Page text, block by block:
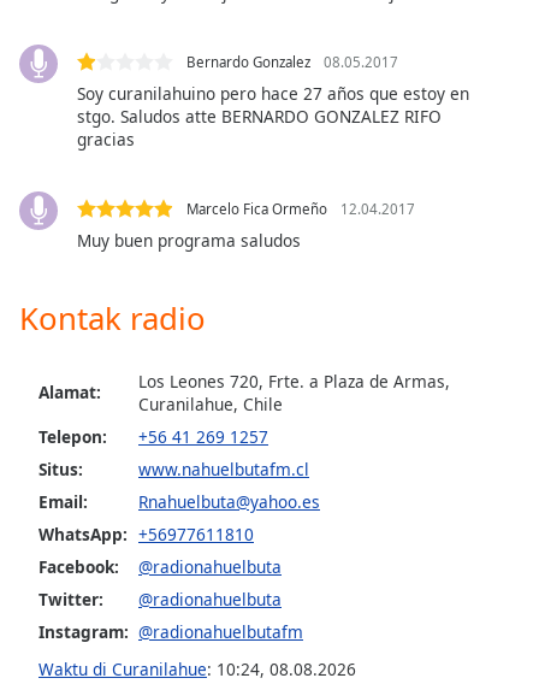
Subtitles
subtitles
settings,
opens
settings
dialog
subtitles
selected
in-
Fullscreen
window.
Beginning
Bernardo Gonzalez 08.05.2017
Soy curanilahuino pero hace 27 años que estoy en
stgo. Saludos atte BERNARDO GONZALEZ RIFO
gracias
Marcelo Fica Ormeño 12.04.2017
Muy buen programa saludos
Kontak radio
Alamat:
Los Leones 720, Frte. a Plaza de Armas,
Curanilahue, Chile
Telepon:
+56 41 269 1257
Situs:
www.nahuelbutafm.cl
Email:
Rnahuelbuta@yahoo.es
WhatsApp: +56977611810
Facebook:
@radionahuelbuta
Twitter:
@radionahuelbuta
Instagram: @radionahuelbutafm
Waktu di Curanilahue: 10:24, 08.08.2026